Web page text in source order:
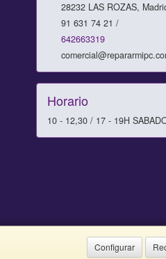
Configurar
28232 LAS ROZAS,
91 631 74 21 /
642663319
Horario
10 - 12,30 / 17 - 19H